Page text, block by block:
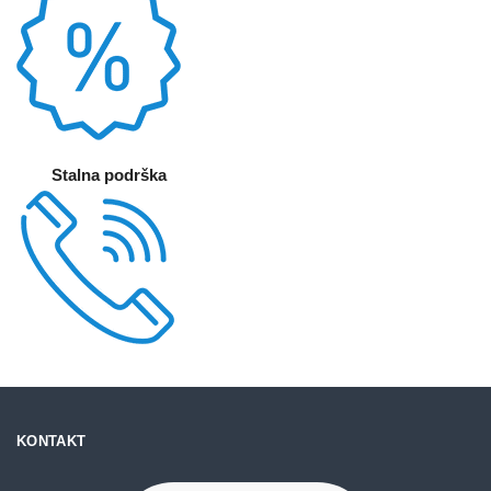
Stalna podrška
KONTAKT